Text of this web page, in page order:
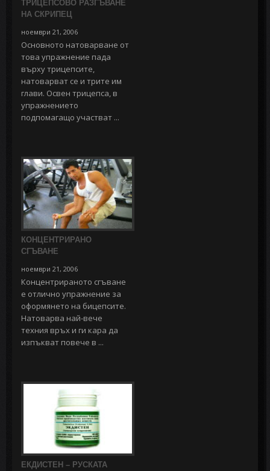
ТРИЦЕПСОВО РАЗГЪВАНЕ
НА СКРИПЕЦ
ноември 21, 2006
Основното натоварване от
това упражнение пада
върху трицепсите,
натоварват се и трите им
глави. Освен трицепса, в
упражнението
подпомагащо участват ...
КОНЦЕНТРИРАНО
СГЪВАНЕ
ноември 21, 2006
Концентрираното сгъване
е отлично упражнение за
оформянето на бицепсите.
Натоварва най-вече
техния връх и ги кара да
изпъкват повече в ...
ЕКДИСТЕН – РУСКАТА